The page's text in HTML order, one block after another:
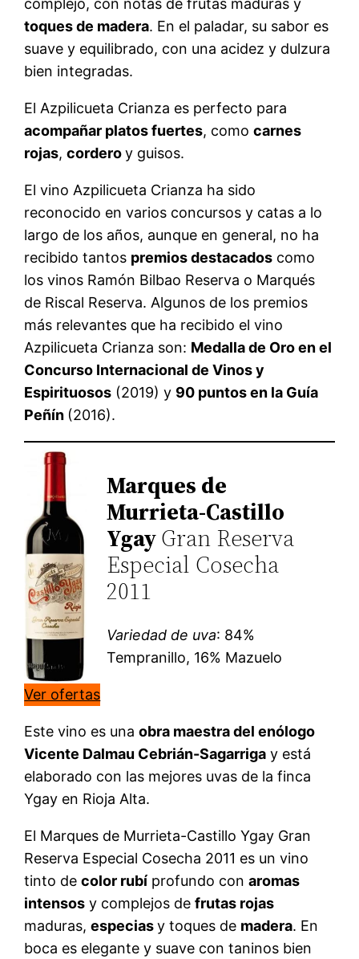
complejo, con notas de frutas maduras y
toques de madera. En el paladar, su sabor es
suave y equilibrado, con una acidez y dulzura
bien integradas.
El Azpilicueta Crianza es perfecto para
acompañar platos fuertes, comocarnes
rojas,corderoy guisos.
El vino Azpilicueta Crianza ha sido
reconocido en varios concursos y catas a lo
largo de los años, aunque en general, no ha
recibido tantos premios destacados como
los vinos Ramón Bilbao Reserva o Marqués
de Riscal Reserva. Algunos de los premios
más relevantes que ha recibido el vino
Azpilicueta Crianza son: Medalla de Oro en el
Concurso Internacional de Vinos y
Espirituosos (2019) y 90 puntos en la Guía
Peñín (2016).
Marques de
Murrieta-Castillo
YgayGran Reserva
Especial Cosecha
2011
Variedad de uva: 84%
Tempranillo, 16% Mazuelo
Ver ofertas
Este vino es unaobra maestra del enólogo
Vicente Dalmau Cebrián-Sagarriga y está
elaborado con las mejores uvas de la finca
Ygay en Rioja Alta.
El Marques de Murrieta-Castillo Ygay Gran
Reserva Especial Cosecha 2011 es un vino
tinto decolor rubí profundo conaromas
intensos y complejos defrutas rojas
maduras,especiasy toques de madera. En
boca es elegante y suave con taninos bien